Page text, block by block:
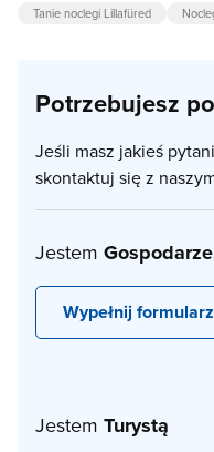
Tanie noclegi Lillafüred
Potrzebujesz
Jeśli masz jakieś
skontaktuj się z
Jestem
Wypełnij
Jestem Turystą